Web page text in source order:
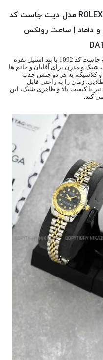
ست ساعت مچی مردانه رولکس ROLEX مدل دیت جاست کد
و داماد | ساعت رولکس
ست ساعت مچی مردانه رولکس مدل دیت جاست کد 1092 با بند استیل نقره
و مدرن برای آقایان و خانم ها
و کلاسیک، به هر دو جنس جذب
زمان را به راحتی قابل
با کیفیت بالا و ظاهری شیک، این
کند.